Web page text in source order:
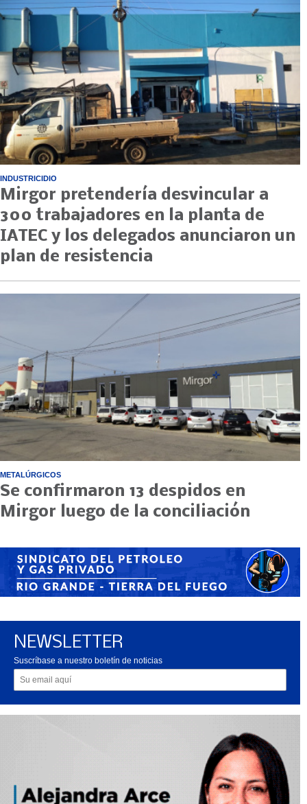
INDUSTRICIDIO
Mirgor pretendería desvincular a
300 trabajadores en la planta de
IATEC y los delegados anunciaron un
plan de resistencia
METALÚRGICOS
Se confirmaron 13 despidos en
Mirgor luego de la conciliación
NEWSLETTER
Suscríbase a nuestro boletín de noticias